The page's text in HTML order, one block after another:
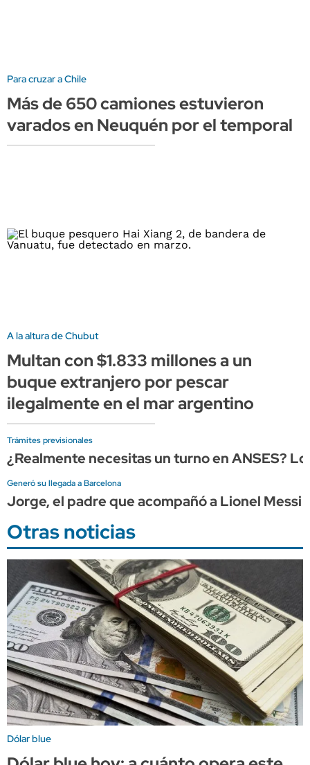
Para cruzar a Chile
Más de 650 camiones estuvieron
varados en Neuquén por el temporal
A la altura de Chubut
Multan con $1.833 millones a un
buque extranjero por pescar
ilegalmente en el mar argentino
Trámites previsionales
¿Realmente necesitas un turno en ANSES?
Generó su llegada a Barcelona
Jorge, el padre que acompañó a Lionel
Otras noticias
Dólar blue